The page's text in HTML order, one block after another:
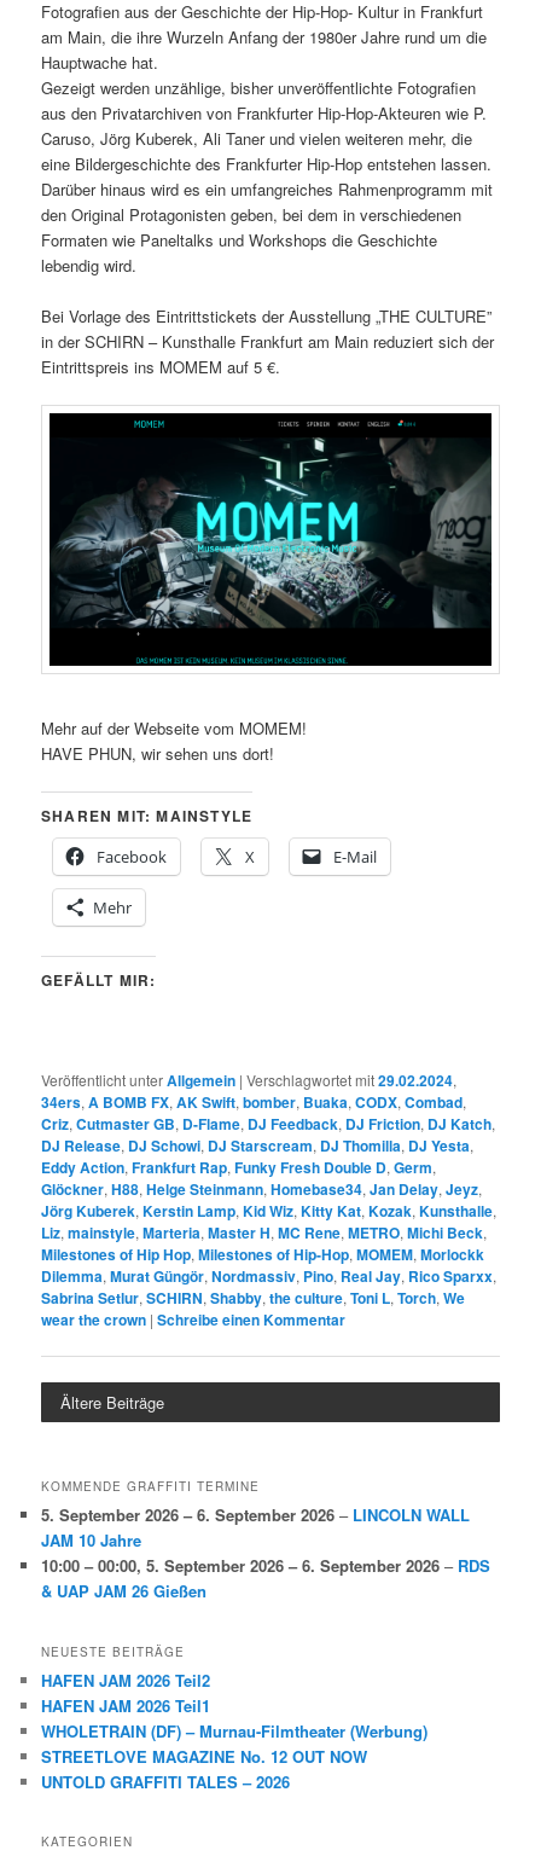
Fotografien aus der Geschichte der Hip-Hop- Kultur in Frankfurt
am Main, die ihre Wurzeln Anfang der 1980er Jahre rund um die
Hauptwache hat.
Gezeigt werden unzählige, bisher unveröffentlichte Fotografien
aus den Privatarchiven von Frankfurter Hip-Hop-Akteuren wie P.
Caruso, Jörg Kuberek, Ali Taner und vielen weiteren mehr, die
eine Bildergeschichte des Frankfurter Hip-Hop entstehen lassen.
Darüber hinaus wird es ein umfangreiches Rahmenprogramm mit
den Original Protagonisten geben, bei dem in verschiedenen
Formaten wie Paneltalks und Workshops die Geschichte
lebendig wird.
Bei Vorlage des Eintrittstickets der Ausstellung „THE CULTURE”
in der SCHIRN – Kunsthalle Frankfurt am Main reduziert sich der
Eintrittspreis ins MOMEM auf 5 €.
Mehr auf der Webseite vom MOMEM!
HAVE PHUN, wir sehen uns dort!
SHAREN MIT: MAINSTYLE
Facebook
X E-Mail
Mehr
GEFÄLLT MIR:
Veröffentlicht unterAllgemein |Verschlagwortet mit29.02.2024,
34ers,A BOMB FX,AK Swift,bomber, Buaka,CODX,Combad,
Criz,Cutmaster GB, D-Flame, DJ Feedback, DJ Friction, DJ Katch,
DJ Release, DJ Schowi, DJ Starscream, DJ Thomilla, DJ Yesta,
Eddy Action,Frankfurt Rap,Funky Fresh Double D,Germ,
Glöckner,H88,Helge Steinmann,Homebase34,Jan Delay,Jeyz,
Jörg Kuberek,Kerstin Lamp,Kid Wiz,Kitty Kat,Kozak,Kunsthalle,
Liz,mainstyle,Marteria,Master H,MC Rene,METRO,Michi Beck,
Milestones of Hip Hop,Milestones of Hip-Hop,MOMEM,Morlockk
Dilemma,Murat Güngör,Nordmassiv, Pino, Real Jay, Rico Sparxx,
Sabrina Setlur,SCHIRN,Shabby,the culture,Toni L,Torch,We
wear the crown |Schreibe einen Kommentar
Ältere Beiträge
KOMMENDE GRAFFITI TERMINE
5. September 2026 – 6. September 2026 – LINCOLN WALL
JAM 10 Jahre
10:00 – 00:00,5. September 2026 – 6. September 2026 – RDS
& UAP JAM 26 Gießen
NEUESTE BEITRÄGE
HAFEN JAM 2026 Teil2
HAFEN JAM 2026 Teil1
WHOLETRAIN (DF) – Murnau-Filmtheater (Werbung)
STREETLOVE MAGAZINE No. 12 OUT NOW
UNTOLD GRAFFITI TALES – 2026
KATEGORIEN